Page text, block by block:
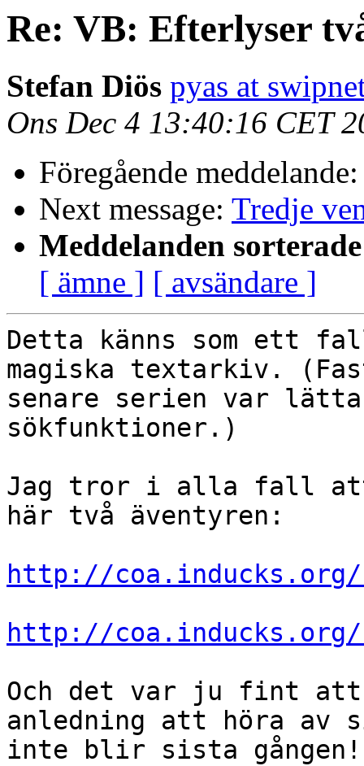
Re: VB: Efterlyser
Stefan Diös pyas at
Ons Dec 4 13:40:16 CET
Föregående
Next message: Tredje
Meddelanden
[ ämne ] [ avsändare ]
Detta känns som ett
magiska textarkiv.
senare serien var
sökfunktioner.)
Jag tror i alla fall att
här två äventyren:
http://coa.inducks.org/
http://coa.inducks.org/
Och det var ju fint
anledning att höra av
inte blir sista